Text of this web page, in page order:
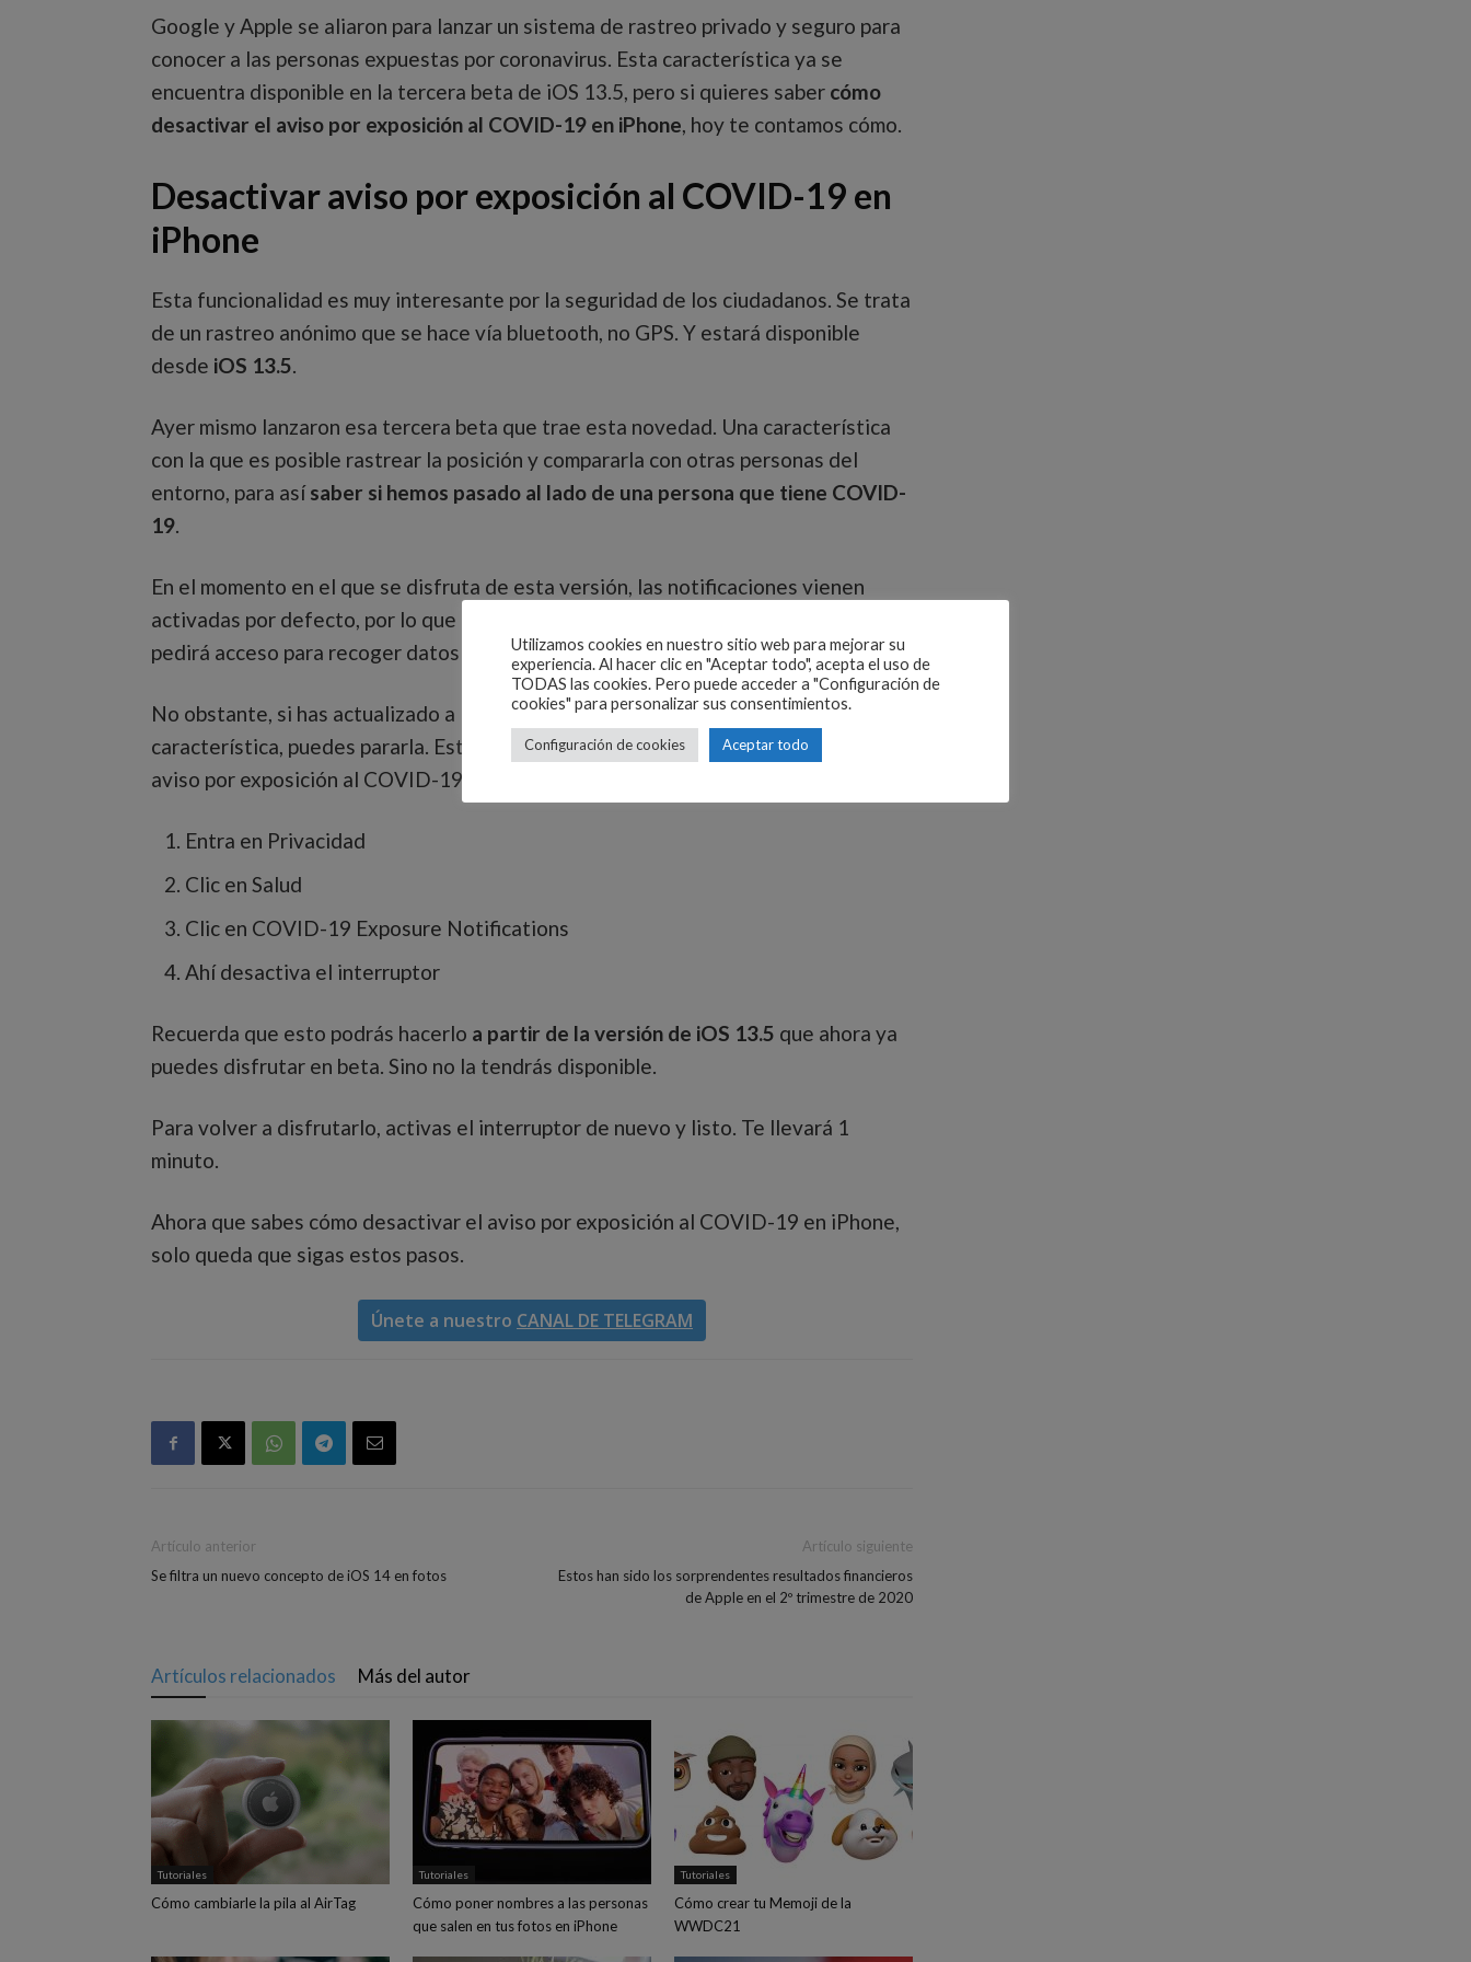
Google y Apple se aliaron para lanzar un sistema de rastreo privado y seguro para
conocer a las personas expuestas por coronavirus. Esta característica ya se
encuentra disponible en la tercera beta de iOS 13.5, pero si quieres saber cómo
desactivar el aviso por exposición al COVID-19 en iPhone, hoy te contamos cómo.
Desactivar aviso por exposición al COVID-19 en
iPhone
Esta funcionalidad es muy interesante por la seguridad de los ciudadanos. Se trata
de un rastreo anónimo que se hace vía bluetooth, no GPS. Y estará disponible
desde iOS 13.5.
Ayer mismo lanzaron esa tercera beta que trae esta novedad. Una característica
con la que es posible rastrear la posición y compararla con otras personas del
entorno, para asísaber si hemos pasado al lado de una persona que tiene COVID-
19.
En el momento en el que se disfruta de esta versión, las notificaciones vienen
activadas por defecto, por lo que es ahí cuando puedes empezar a disfrutarla. Solo
pedirá acceso para recoger datos a través del bluetooth.
No obstante, si has actualizado a la nueva beta y no quieres tener esta
característica, puedes pararla. Estos son los pasos a seguir para desactivar el
aviso por exposición al COVID-19 en iPhone:
Entra en Privacidad
Clic en Salud
Clic en COVID-19 Exposure Notifications
Ahí desactiva el interruptor
Recuerda que esto podrás hacerlo a partir de la versión de iOS 13.5 que ahora ya
puedes disfrutar en beta. Sino no la tendrás disponible.
Para volver a disfrutarlo, activas el interruptor de nuevo y listo. Te llevará 1
minuto.
Ahora que sabes cómo desactivar el aviso por exposición al COVID-19 en iPhone,
solo queda que sigas estos pasos.
Únete a nuestro CANAL DE TELEGRAM
Artículo anterior
Se filtra un nuevo concepto de iOS 14 en fotos
Artículo siguiente
Estos han sido los sorprendentes resultados financieros
de Apple en el 2º trimestre de 2020
Artículos relacionados Más del autor
Tutoriales
Cómo cambiarle la pila al AirTag
Tutoriales
Cómo poner nombres a las personas
que salen en tus fotos en iPhone
Tutoriales
Cómo crear tu Memoji de la
WWDC21
Utilizamos cookies en nuestro sitio web para mejorar su
experiencia. Al hacer clic en "Aceptar todo", acepta el uso de
TODAS las cookies. Pero puede acceder a "Configuración de
cookies" para personalizar sus consentimientos.
Configuración de cookies Aceptar todo